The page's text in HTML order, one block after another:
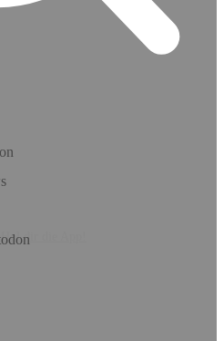
Hol dir die App!